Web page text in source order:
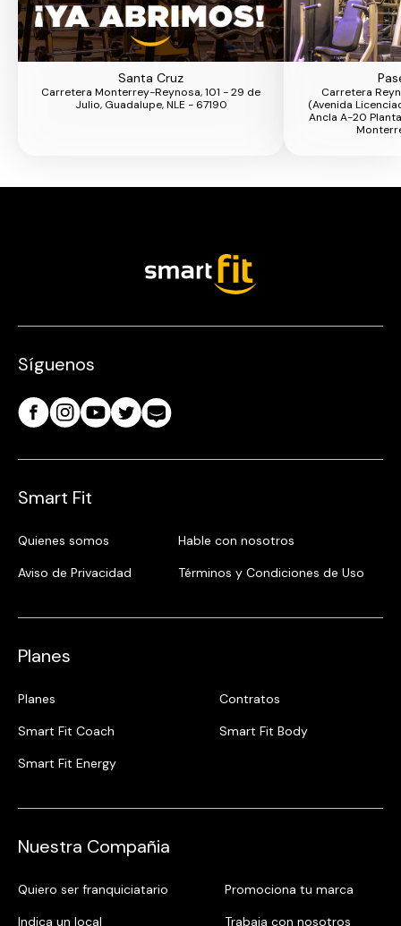
Santa Cruz
Carretera Monterrey-Reynosa, 101 - 29 de
Julio, Guadalupe, NLE - 67190
Carretera
(Avenida
Ancla A-20
Síguenos
Smart Fit
Quienes somos
Hable con nosotros
Aviso de Privacidad
Términos y Condiciones de Uso
Planes
Planes
Contratos
Smart Fit Coach
Smart Fit Body
Smart Fit Energy
Nuestra Compañia
Quiero ser franquiciatario
Promociona tu marca
Indica un local
Trabaja con nosotros